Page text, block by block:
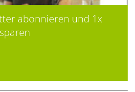
abonnieren und 1x